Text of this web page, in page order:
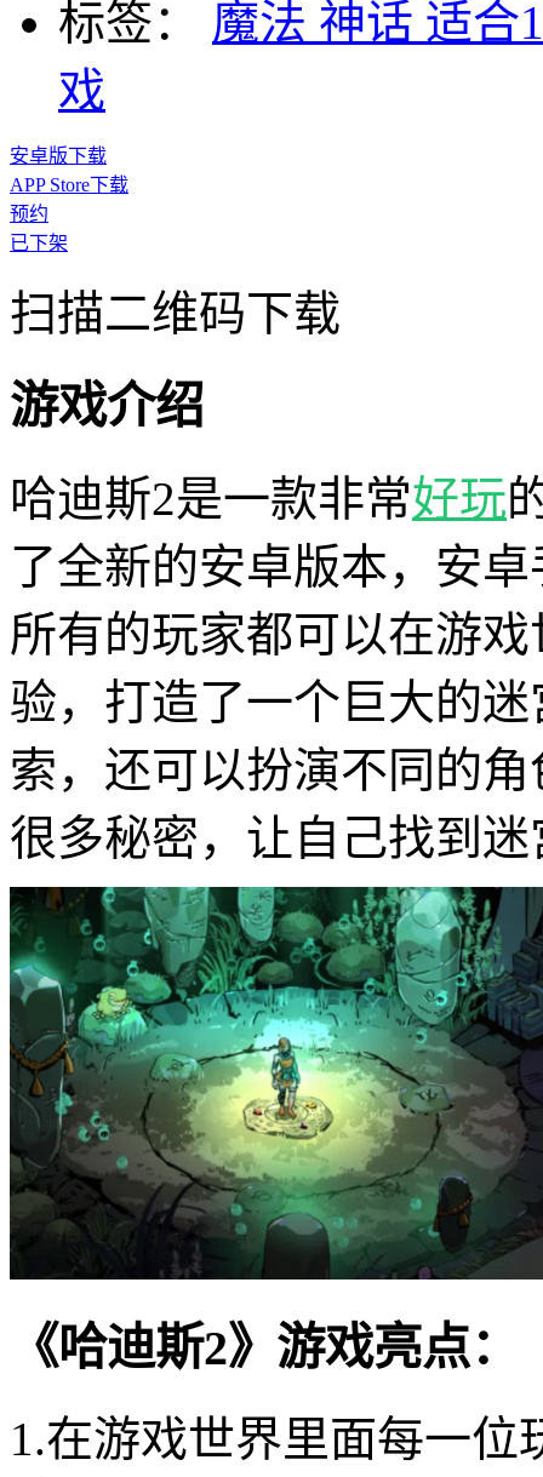
标签：
魔法 神话 适合
戏
安卓版下载
APP Store下载
预约
已下架
扫描二维码下载
游戏介绍
哈迪斯2是一款非常好玩
了全新的安卓版本，安
所有的玩家都可以在游
验，打造了一个巨大的
索，还可以扮演不同的
很多秘密，让自己找到
《哈迪斯2》游戏亮点：
1.在游戏世界里面每一